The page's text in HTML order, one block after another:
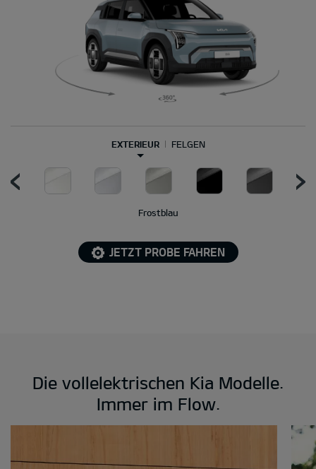
EXTERIEUR FELGEN
Frostblau
JETZT PROBE FAHREN